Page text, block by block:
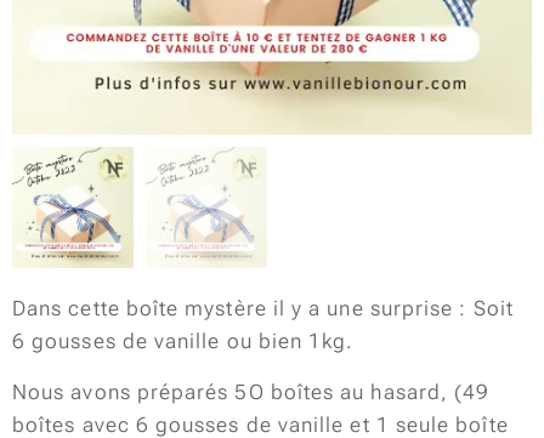
Dans cette boîte mystère il y a une surprise : Soit
6 gousses de vanille ou bien 1kg.
Nous avons préparés 5O boîtes au hasard, (49
boîtes avec 6 gousses de vanille et 1 seule boîte